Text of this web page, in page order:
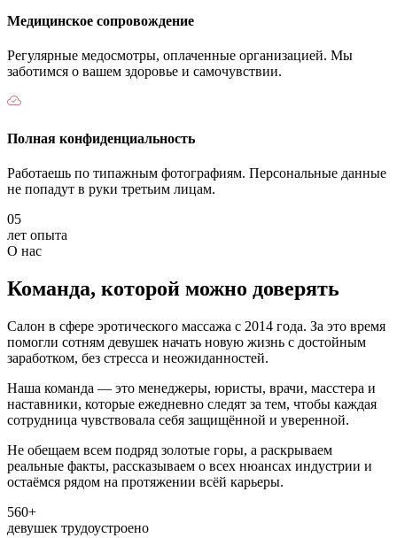
Медицинское сопровождение
Регулярные медосмотры, оплаченные организацией. Мы
заботимся о вашем здоровье и самочувствии.
Полная конфиденциальность
Работаешь по типажным фотографиям. Персональные данные
не попадут в руки третьим лицам.
05
лет опыта
О нас
Команда, которой можно доверять
Салон в сфере эротического массажа с 2014 года. За это время
помогли сотням девушек начать новую жизнь с достойным
заработком, без стресса и неожиданностей.
Наша команда — это менеджеры, юристы, врачи, масстера и
наставники, которые ежедневно следят за тем, чтобы каждая
сотрудница чувствовала себя защищённой и уверенной.
Не обещаем всем подряд золотые горы, а раскрываем
реальные факты, рассказываем о всех нюансах индустрии и
остаёмся рядом на протяжении всёй карьеры.
560+
девушек трудоустроено